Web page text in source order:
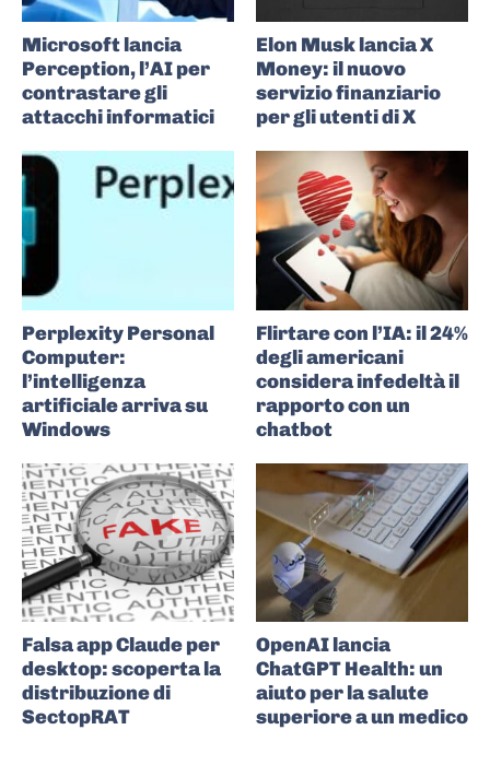
Microsoft lancia
Perception, l’AI per
contrastare gli
attacchi informatici
Elon Musk lancia X
Money: il nuovo
servizio finanziario
per gli utenti di X
Perplexity Personal
Computer:
l’intelligenza
artificiale arriva su
Windows
Flirtare con l’IA: il 24%
degli americani
considera infedeltà il
rapporto con un
chatbot
Falsa app Claude per
desktop: scoperta la
distribuzione di
SectopRAT
OpenAI lancia
ChatGPT Health: un
aiuto per la salute
superiore a un medico